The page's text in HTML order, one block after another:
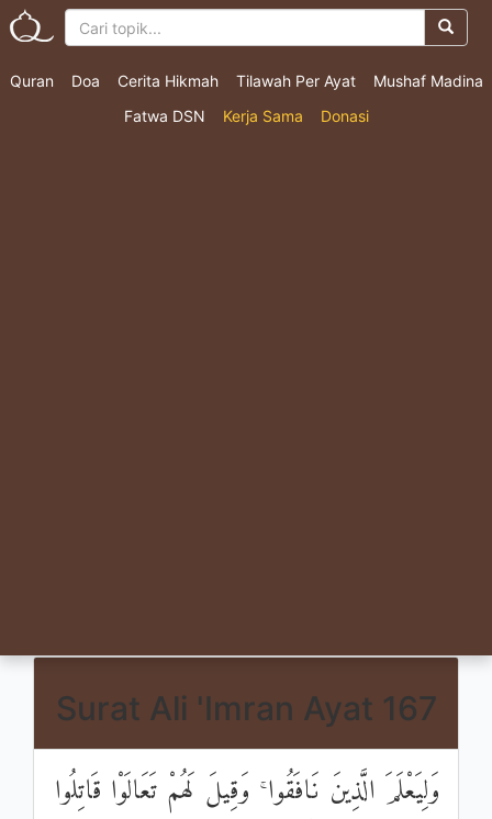
Quran Doa Cerita Hikmah Tilawah Per Ayat
Mushaf Madina
Fatwa DSN
Kerja Sama Donasi
Surat Ali 'Imran Ayat 167
وَلِيَعْلَمَ الَّذِينَ نَافَقُوا ۚ وَقِيلَ لَهُمْ تَعَالَوْا قَاتِلُوا